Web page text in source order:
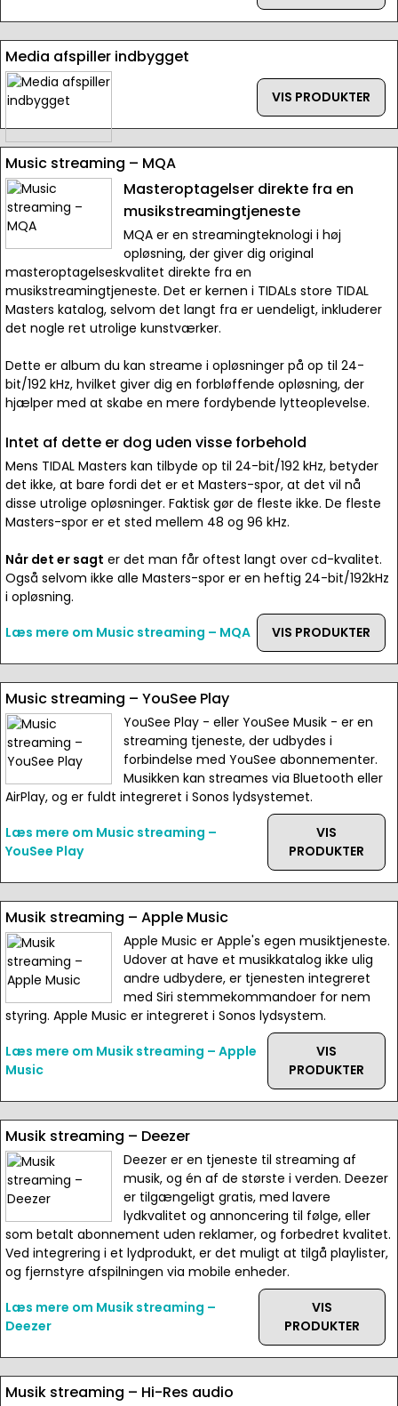
Media afspiller indbygget
VIS PRODUKTER
Music streaming – MQA
Masteroptagelser direkte fra en
musikstreamingtjeneste
MQA er en streamingteknologi i høj
opløsning, der giver dig original
masteroptagelseskvalitet direkte fra en
musikstreamingtjeneste. Det er kernen i TIDALs store TIDAL
Masters katalog, selvom det langt fra er uendeligt, inkluderer
det nogle ret utrolige kunstværker.
Dette er album du kan streame i opløsninger på op til 24-
bit/192 kHz, hvilket giver dig en forbløffende opløsning, der
hjælper med at skabe en mere fordybende lytteoplevelse.
Intet af dette er dog uden visse forbehold
Mens TIDAL Masters kan tilbyde op til 24-bit/192 kHz, betyder
det ikke, at bare fordi det er et Masters-spor, at det vil nå
disse utrolige opløsninger. Faktisk gør de fleste ikke. De fleste
Masters-spor er et sted mellem 48 og 96 kHz.
Når det er sagt er det man får oftest langt over cd-kvalitet.
Også selvom ikke alle Masters-spor er en heftig 24-bit/192kHz
i opløsning.
Læs mere om Music streaming – MQA
VIS PRODUKTER
Music streaming – YouSee Play
YouSee Play - eller YouSee Musik - er en
streaming tjeneste, der udbydes i
forbindelse med YouSee abonnementer.
Musikken kan streames via Bluetooth eller
AirPlay, og er fuldt integreret i Sonos lydsystemet.
Læs mere om Music streaming –
YouSee Play
VIS
PRODUKTER
Musik streaming – Apple Music
Apple Music er Apple's egen musiktjeneste.
Udover at have et musikkatalog ikke ulig
andre udbydere, er tjenesten integreret
med Siri stemmekommandoer for nem
styring. Apple Music er integreret i Sonos lydsystem.
Læs mere om Musik streaming – Apple
Music
VIS
PRODUKTER
Musik streaming – Deezer
Deezer er en tjeneste til streaming af
musik, og én af de største i verden. Deezer
er tilgængeligt gratis, med lavere
lydkvalitet og annoncering til følge, eller
som betalt abonnement uden reklamer, og forbedret kvalitet.
Ved integrering i et lydprodukt, er det muligt at tilgå playlister,
og fjernstyre afspilningen via mobile enheder.
Læs mere om Musik streaming –
Deezer
VIS
PRODUKTER
Musik streaming – Hi-Res audio